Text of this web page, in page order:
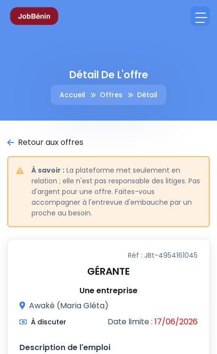
Détail De L'offre
Accueil Offres Détail
Retour aux offres
À savoir : La plateforme met seulement en
relation ; elle n'est pas responsable des litiges. Pas
d'argent pour une offre. Faites-vous
accompagner à l'entrevue d'embauche par un
proche au besoin.
Réf : JBt-4954161045
GÉRANTE
Une entreprise
Awakè (Maria Gléta)
À discuter Date limite : 17/06/2026
Description de l'emploi